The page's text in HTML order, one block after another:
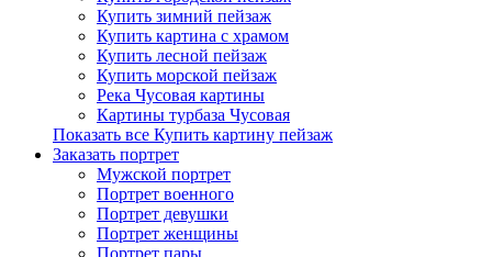
Купить зимний пейзаж
Купить картина с храмом
Купить лесной пейзаж
Купить морской пейзаж
Река Чусовая картины
Картины турбаза Чусовая
Показать все Купить картину пейзаж
Заказать портрет
Мужской портрет
Портрет военного
Портрет девушки
Портрет женщины
Портрет пары